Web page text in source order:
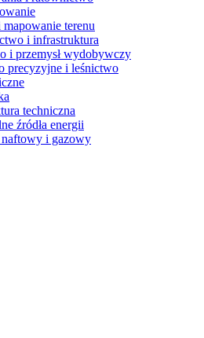
terenu
i infrastruktura
i przemysł wydobywczy
precyzyjne i leśnictwo
techniczna
źródła energii
naftowy i gazowy